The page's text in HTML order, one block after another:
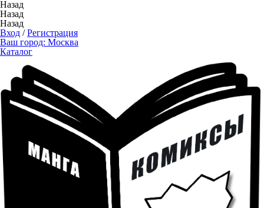
Назад
Назад
Назад
Вход /Регистрация
Ваш город: Москва
Каталог